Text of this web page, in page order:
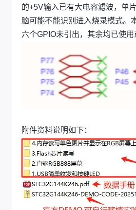
的+5V输入已有大电容滤波，单
脑可能不能识别进入烧录模式。
六个GPIO未引出，其余均已使用
附件资料说明如下：